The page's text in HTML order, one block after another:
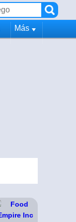
Más